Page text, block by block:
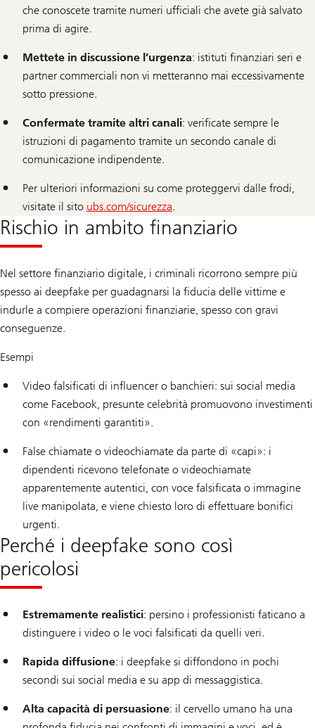
che conoscete tramite numeri ufficiali che avete già salvato
prima di agire.
Mettete in discussione l’urgenza: istituti finanziari seri e
partner commerciali non vi metteranno mai eccessivamente
sotto pressione.
Confermate tramite altri canali: verificate sempre le
istruzioni di pagamento tramite un secondo canale di
comunicazione indipendente.
Per ulteriori informazioni su come proteggervi dalle frodi,
visitate il sito ubs.com/sicurezza.
Rischio in ambito finanziario
Nel settore finanziario digitale, i criminali ricorrono sempre più
spesso ai deepfake per guadagnarsi la fiducia delle vittime e
indurle a compiere operazioni finanziarie, spesso con gravi
conseguenze.
Esempi
Video falsificati di influencer o banchieri: sui social media
come Facebook, presunte celebrità promuovono investimenti
con «rendimenti garantiti».
False chiamate o videochiamate da parte di «capi»: i
dipendenti ricevono telefonate o videochiamate
apparentemente autentici, con voce falsificata o immagine
live manipolata, e viene chiesto loro di effettuare bonifici
urgenti.
Perché i deepfake sono così
pericolosi
Estremamente realistici: persino i professionisti faticano a
distinguere i video o le voci falsificati da quelli veri.
Rapida diffusione: i deepfake si diffondono in pochi
secondi sui social media e su app di messaggistica.
Alta capacità di persuasione: il cervello umano ha una